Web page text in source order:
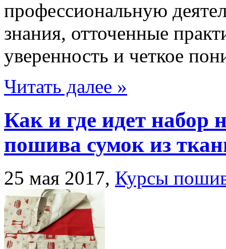
профессиональную
знания, отточенные
уверенность и четкое
Читать далее »
Как и где идет набор
пошива сумок из
25 мая 2017, Курсы